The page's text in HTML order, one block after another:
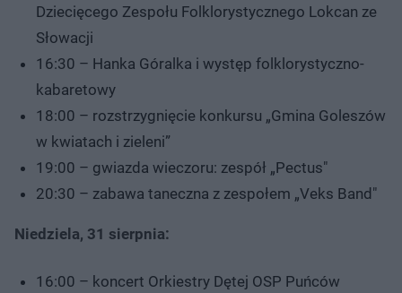
Dziecięcego Zespołu Folklorystycznego Lokcan ze
Słowacji
16:30 – Hanka Góralka i występ folklorystyczno-
kabaretowy
18:00 – rozstrzygnięcie konkursu „Gmina Goleszów
w kwiatach i zieleni”
19:00 – gwiazda wieczoru: zespół „Pectus"
20:30 – zabawa taneczna z zespołem „Veks Band"
Niedziela, 31 sierpnia:
16:00 – koncert Orkiestry Dętej OSP Puńców